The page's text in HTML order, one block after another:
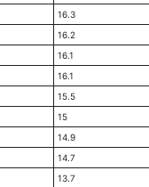
16.3
16.2
16.1
16.1
15.5
15
14.9
14.7
13.7